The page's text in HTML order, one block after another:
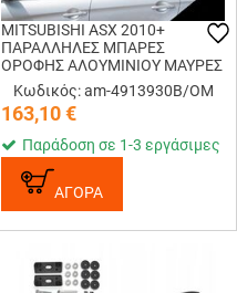
MITSUBISHI ASX 2010+
ΠΑΡΑΛΛΗΛΕΣ ΜΠΑΡΕΣ
ΟΡΟΦΗΣ ΑΛΟΥΜΙΝΙΟΥ ΜΑΥΡΕΣ
(ΜΟΝΟ ΔΙΑΚΟΣΜΗΤΙΚΕΣ)
Κωδικός: am-4913930B/OM
163,10€
Παράδοση σε 1-3 εργάσιμες
ΑΓΟΡΑ